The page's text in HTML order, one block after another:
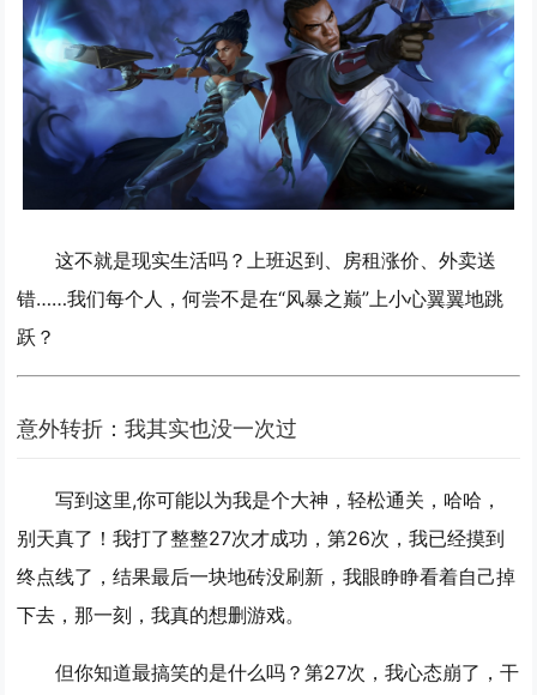
这不就是现实生活吗？上班迟到、房租涨价、外卖送
错……我们每个人，何尝不是在“风暴之巅”上小心翼翼地跳
跃？
意外转折：我其实也没一次过
写到这里,你可能以为我是个大神，轻松通关，哈哈，
别天真了！我打了整整27次才成功，第26次，我已经摸到
终点线了，结果最后一块地砖没刷新，我眼睁睁看着自己掉
下去，那一刻，我真的想删游戏。
但你知道最搞笑的是什么吗？第27次，我心态崩了，干